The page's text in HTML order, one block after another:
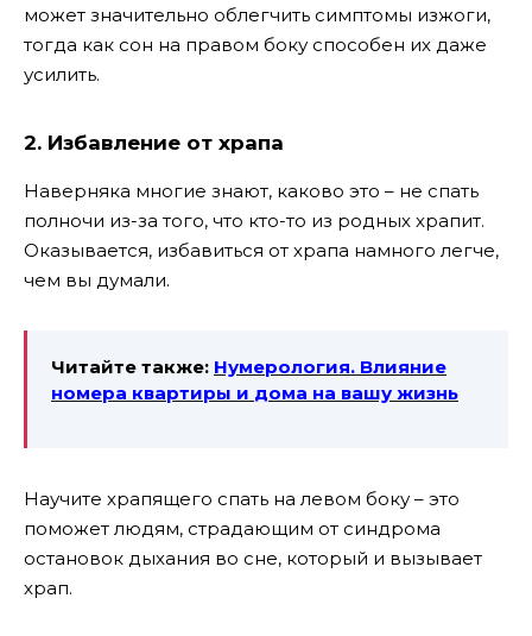
может значительно облегчить симптомы изжоги,
тогда как сон на правом боку способен их даже
усилить.
2. Избавление от храпа
Наверняка многие знают, каково это – не спать
полночи из-за того, что кто-то из родных храпит.
Оказывается, избавиться от храпа намного легче,
чем вы думали.
Читайте также: Нумерология. Влияние
номера квартиры и дома на вашу жизнь
Научите храпящего спать на левом боку – это
поможет людям, страдающим от синдрома
остановок дыхания во сне, который и вызывает
храп.